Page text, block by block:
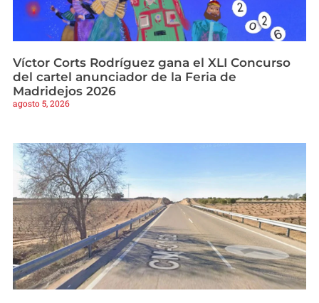
Víctor Corts Rodríguez gana el XLI Concurso
del cartel anunciador de la Feria de
Madridejos 2026
agosto 5, 2026